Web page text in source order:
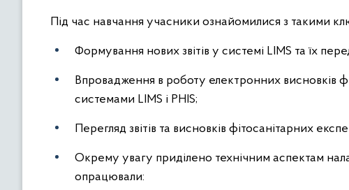
Під час навчання учасники ознайомилися з такими
Формування нових звітів у системі LIMS та їх
Впровадження в роботу електронних висновків
системами LIMS і PHIS;
Перегляд звітів та висновків фітосанітарних
Окрему увагу приділено технічним аспектам
опрацювали: